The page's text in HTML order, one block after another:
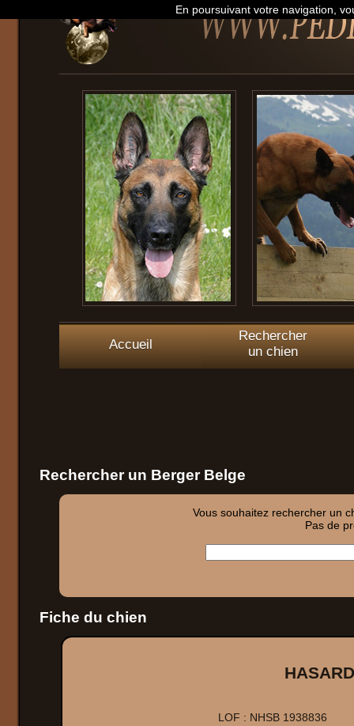
Accueil
Rechercher
un chien
Rechercher un Berger Belge
Vous souhaitez rechercher un
Pas de
Fiche du chien
LOF : NHSB 1938836
En poursuivant votre navigation,